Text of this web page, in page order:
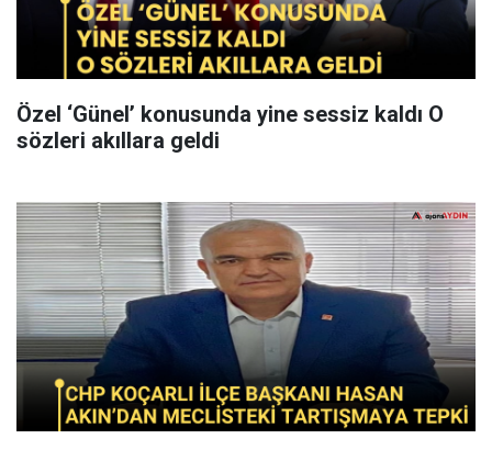
Özel ‘Günel’ konusunda yine sessiz kaldı O
sözleri akıllara geldi